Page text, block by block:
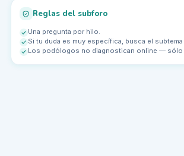
Reglas del subforo
Una pregunta por hilo.
Si tu duda es muy específica, busca el
Los podólogos no diagnostican online — sólo